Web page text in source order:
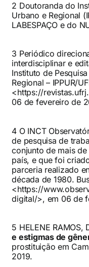
2 Doutoranda do
Urbano e Regional
LABESPAÇO e do
3 Periódico
interdisciplinar e
Instituto de
Regional – IPPUR/
<https://
06 de fevereiro de
4 O INCT
de pesquisa de
conjunto de mais
país, e que foi
parceria realizado
década de 1980.
<https://
digital/>, em 06 de
5 HELENE RAMOS,
e estigmas de
prostituição em
2019.